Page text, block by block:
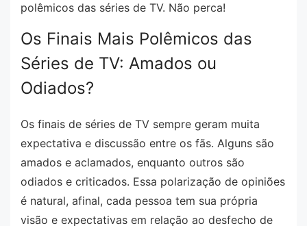
polêmicos das séries de TV. Não perca!
Os Finais Mais Polêmicos das
Séries de TV: Amados ou
Odiados?
Os finais de séries de TV sempre geram muita
expectativa e discussão entre os fãs. Alguns são
amados e aclamados, enquanto outros são
odiados e criticados. Essa polarização de opiniões
é natural, afinal, cada pessoa tem sua própria
visão e expectativas em relação ao desfecho de